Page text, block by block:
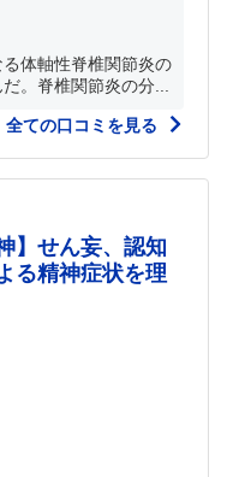
体軸性脊椎関節炎の
。脊椎関節炎の分...
全ての口コミを見る
】せん妄、認知
る精神症状を理